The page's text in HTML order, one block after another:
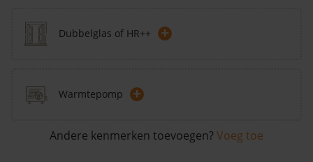
Dubbelglas of HR++ +
Warmtepomp +
Andere kenmerken toevoegen? Voeg toe